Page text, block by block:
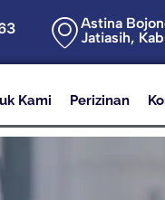
Astina
Jatiasih,
Kami Perizinan